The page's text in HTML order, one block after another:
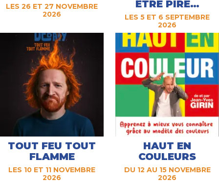
LES 26 ET 27 NOVEMBRE
2026
ÊTRE PIRE…
LES 5 ET 6 SEPTEMBRE
2026
TOUT FEU TOUT
FLAMME
LES 10 ET 11 NOVEMBRE
2026
HAUT EN
COULEURS
DU 12 AU 15 NOVEMBRE
2026